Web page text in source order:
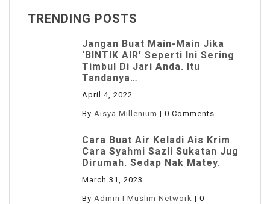
TRENDING POSTS
Jangan Buat Main-Main Jika
‘BINTIK AIR’ Seperti Ini Sering
Timbul Di Jari Anda. Itu
Tandanya…
April 4, 2022
By Aisya Millenium | 0 Comments
Cara Buat Air Keladi Ais Krim
Cara Syahmi Sazli Sukatan Jug
Dirumah. Sedap Nak Matey.
March 31, 2023
By Admin I Muslim Network | 0